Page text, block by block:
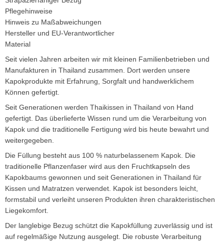
Pflegehinweise
Hinweis zu Maßabweichungen
Hersteller und EU-Verantwortlicher
Material
Seit vielen Jahren arbeiten wir mit kleinen Familienbetrieben und
Manufakturen in Thailand zusammen. Dort werden unsere
Kapokprodukte mit Erfahrung, Sorgfalt und handwerklichem
Können gefertigt.
Seit Generationen werden Thaikissen in Thailand von Hand
gefertigt. Das überlieferte Wissen rund um die Verarbeitung von
Kapok und die traditionelle Fertigung wird bis heute bewahrt und
weitergegeben.
Die Füllung besteht aus 100 % naturbelassenem Kapok. Die
traditionelle Pflanzenfaser wird aus den Fruchtkapseln des
Kapokbaums gewonnen und seit Generationen in Thailand für
Kissen und Matratzen verwendet. Kapok ist besonders leicht,
formstabil und verleiht unseren Produkten ihren charakteristischen
Liegekomfort.
Der langlebige Bezug schützt die Kapokfüllung zuverlässig und ist
auf regelmäßige Nutzung ausgelegt. Die robuste Verarbeitung